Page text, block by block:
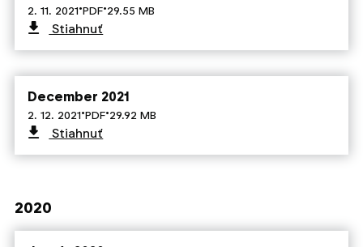
2. 11. 2021·PDF·29.55 MB
Stiahnuť
December 2021
2. 12. 2021·PDF·29.92 MB
Stiahnuť
2020